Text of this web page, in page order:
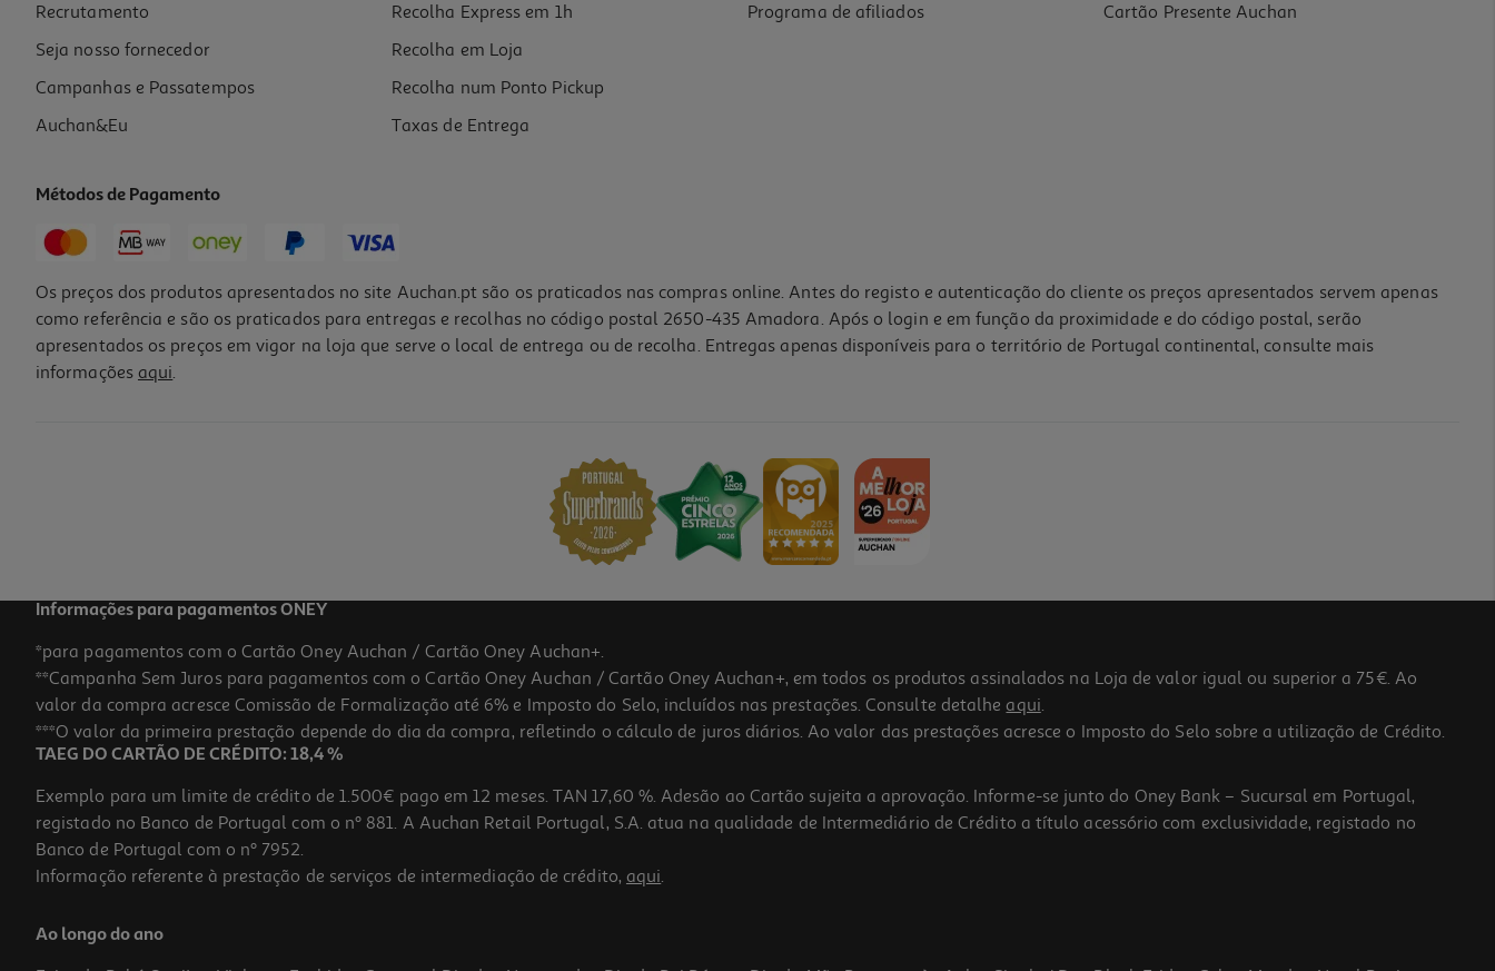
9,29 €
7.99 €/Lt
Recrutamento
Seja nosso fornecedor
Campanhas e Passatempos
Auchan&Eu
Recolha Express em 1h
Recolha em Loja
Recolha num Ponto Pickup
Taxas de Entrega
Programa de afiliados
Cartão Presente Auchan
Métodos de Pagamento
Os preços dos produtos apresentados no site Auchan.pt são os praticados nas compras online. Antes do registo e autenticação do cliente os preços apresentados servem apenas
como referência e são os praticados para entregas e recolhas no código postal 2650-435 Amadora. Após o login e em função da proximidade e do código postal, serão
apresentados os preços em vigor na loja que serve o local de entrega ou de recolha. Entregas apenas disponíveis para o território de Portugal continental, consulte mais
informações aqui.
Informações para pagamentos ONEY
*para pagamentos com o Cartão Oney Auchan / Cartão Oney Auchan+.
**Campanha Sem Juros para pagamentos com o Cartão Oney Auchan / Cartão Oney Auchan+, em todos os produtos assinalados na Loja de valor igual ou superior a 75€. Ao
valor da compra acresce Comissão de Formalização até 6% e Imposto do Selo, incluídos nas prestações. Consulte detalhe aqui.
***O valor da primeira prestação depende do dia da compra, refletindo o cálculo de juros diários. Ao valor das prestações acresce o Imposto do Selo sobre a utilização de Crédito.
TAEG DO CARTÃO DE CRÉDITO: 18,4 %
Exemplo para um limite de crédito de 1.500€ pago em 12 meses. TAN 17,60 %. Adesão ao Cartão sujeita a aprovação. Informe-se junto do Oney Bank – Sucursal em Portugal,
registado no Banco de Portugal com o nº 881. A Auchan Retail Portugal, S.A. atua na qualidade de Intermediário de Crédito a título acessório com exclusividade, registado no
Banco de Portugal com o nº 7952.
Informação referente à prestação de serviços de intermediação de crédito, aqui.
Ao longo do ano